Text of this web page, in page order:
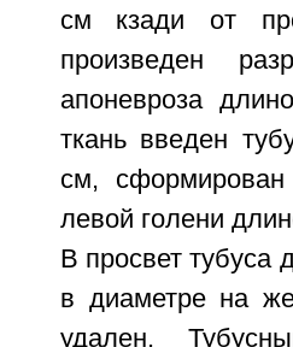
см кзади от
произведен
апоневроза
ткань введен
см,
левой голени
В просвет тубуса
в диаметре на
удален.